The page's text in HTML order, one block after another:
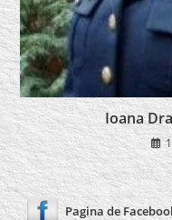
Ioana
Pagina de